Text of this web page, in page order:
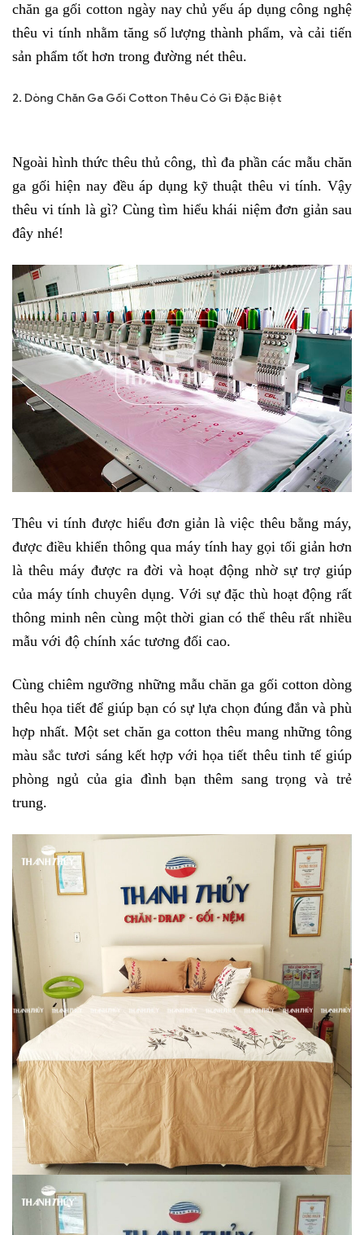
chăn ga gối cotton ngày nay chủ yếu áp dụng công nghệ
thêu vi tính nhằm tăng số lượng thành phẩm, và cải tiến
sản phẩm tốt hơn trong đường nét thêu.
2. Dòng Chăn Ga Gối Cotton Thêu Có Gì Đặc Biệt
Ngoài hình thức thêu thủ công, thì đa phần các mẫu chăn
ga gối hiện nay đều áp dụng kỹ thuật thêu vi tính. Vậy
thêu vi tính là gì? Cùng tìm hiểu khái niệm đơn giản sau
đây nhé!
Thêu vi tính được hiểu đơn giản là việc thêu bằng máy,
được điều khiển thông qua máy tính hay gọi tối giản hơn
là thêu máy được ra đời và hoạt động nhờ sự trợ giúp
của máy tính chuyên dụng. Với sự đặc thù hoạt động rất
thông minh nên cùng một thời gian có thể thêu rất nhiều
mẫu với độ chính xác tương đối cao.
Cùng chiêm ngưỡng những mẫu chăn ga gối cotton dòng
thêu họa tiết để giúp bạn có sự lựa chọn đúng đắn và phù
hợp nhất. Một set chăn ga cotton thêu mang những tông
màu sắc tươi sáng kết hợp với họa tiết thêu tinh tế giúp
phòng ngủ của gia đình bạn thêm sang trọng và trẻ
trung.